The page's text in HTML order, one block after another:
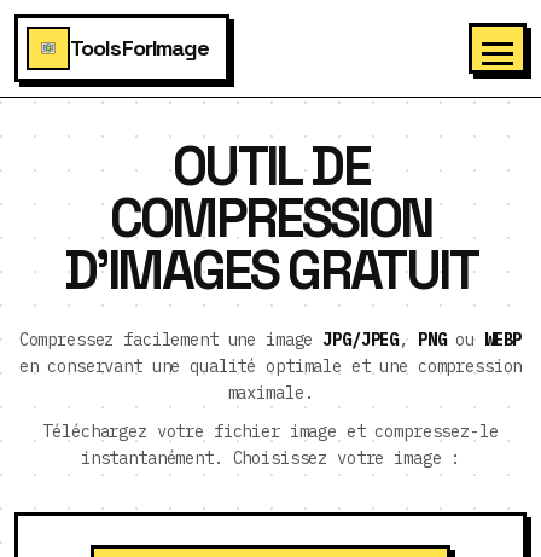
ToolsForImage
OUTIL DE
COMPRESSION
D'IMAGES GRATUIT
Compressez facilement une imageJPG/JPEG, PNGou WEBP
en conservant une qualité optimale et une compression
maximale.
Téléchargez votre fichier image et compressez-le
instantanément. Choisissez votre image :